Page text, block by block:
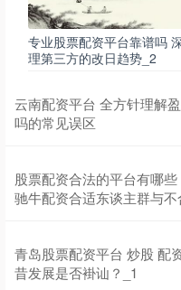
北证50
专业股票配资平台靠谱吗
理第三方的改日趋势_2
云南配资平台 全方针理解
吗的常见误区
股票配资合法的平台有哪
驰牛配资合适东谈主群与
青岛股票配资平台 炒股 配
昔发展是否褂讪？_1